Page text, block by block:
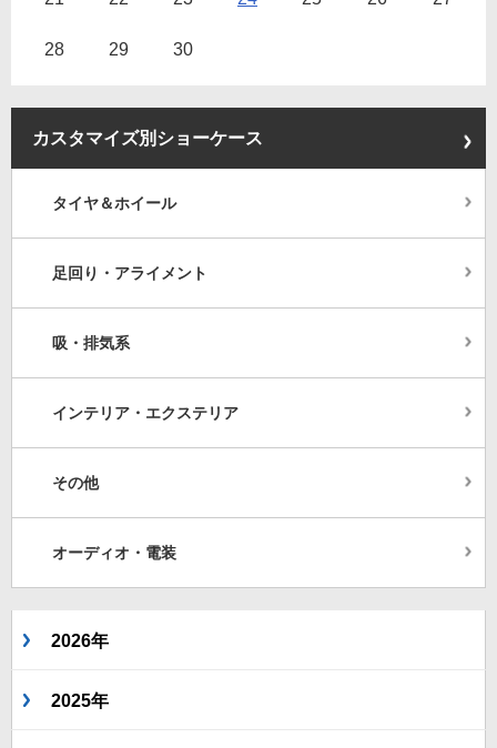
28 29 30
カスタマイズ別ショーケース
タイヤ＆ホイール
足回り・アライメント
吸・排気系
インテリア・エクステリア
その他
オーディオ・電装
2026年
2025年